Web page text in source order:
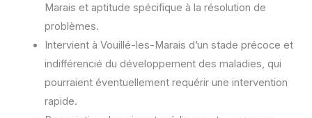
Marais et aptitude spécifique à la résolution de
problèmes.
Intervient à Vouillé-les-Marais d’un stade précoce et
indifférencié du développement des maladies, qui
pourraient éventuellement requérir une intervention
rapide.